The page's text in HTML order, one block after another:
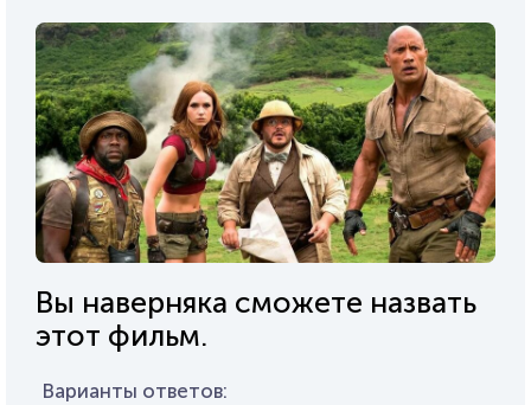
Вы наверняка сможете назвать
этот фильм.
Варианты ответов: